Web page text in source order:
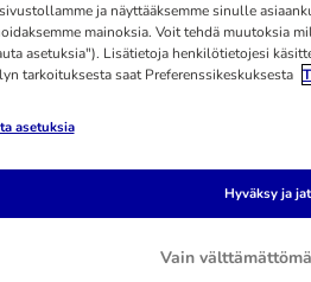
5 vaihtoehtoa
siipikarja &
ja näyttääksemme sinulle
mainoksia. Voit tehdä muutoksia
asetuksia"). Lisätietoja henkilötietojesi
tarkoituksesta saat Preferenssikeskuksesta
asetuksia
Vain
Hyväksy ja